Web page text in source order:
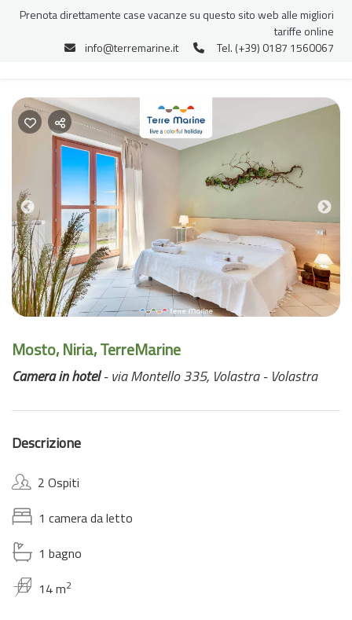
Previous
Mosto, Niria, TerreMarine
Camera in hotel- via Montello 335, Volastra - Volastra
Descrizione
2 Ospiti
1 camera da letto
1 bagno
14 m2
Prenota direttamente case vacanze su questo sito web alle migliori
tariffe online
info@terremarine.it
Tel. (+39) 0187 1560067